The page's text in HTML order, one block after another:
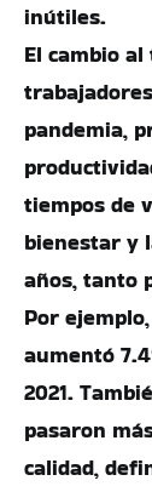
inútiles.
El cambio
pandemia,
tiempos de
bienestar y
años, tanto
Por
aumentó
2021.
pasaron
calidad,